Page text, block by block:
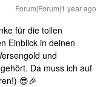
Forum|Forum|1 year ago
für die tollen
Einblick in deinen
und
Da muss ich auf
😎🎉